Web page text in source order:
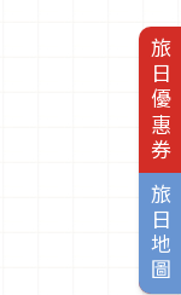
旅日優惠券
旅日地圖